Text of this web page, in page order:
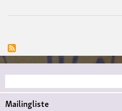
Suche
Mailingliste